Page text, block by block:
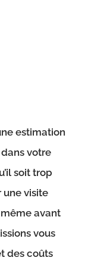
estimation
votre
soit trop
visite
avant
vous
des coûts